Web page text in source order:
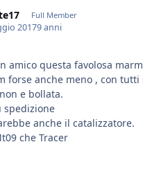
Full Member
20179 anni
amico questa favolosa
forse anche meno , con tutti
e bollata.
spedizione
anche il catalizzatore.
che Tracer